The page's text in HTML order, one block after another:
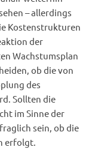
– allerdings
Kostenstrukturen
der
Wachstumsplan
ob die von
des
Sollten die
im Sinne der
sein, ob die
erfolgt.